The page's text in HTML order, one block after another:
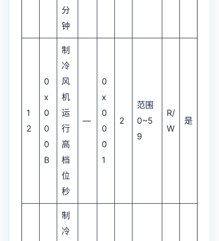
分
钟
1
2
0
x
0
0
0
B
制
冷
风
机
运
行
高
档
位
秒
—
0
x
0
0
0
1
2
范围
0~5
9
R/
W
是
制
冷